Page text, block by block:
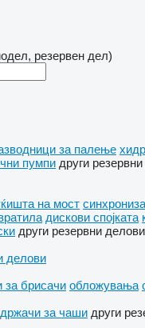
резервен дел)
за палење
пумпи други
на мост
дискови спојката
други резервни
делови
за брисачи обложувања
држачи за чаши други